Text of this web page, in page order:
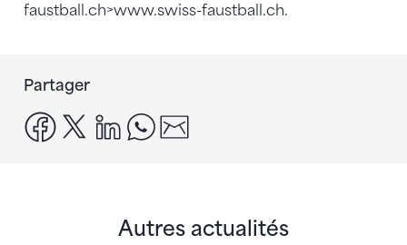
faustball.ch>www.swiss-faustball.ch.
Partager
facebook
x linkedinwhatsapp
Autres actualités